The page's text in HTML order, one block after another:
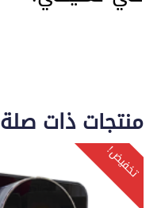
منتجات ذات صلة
تخفيض!